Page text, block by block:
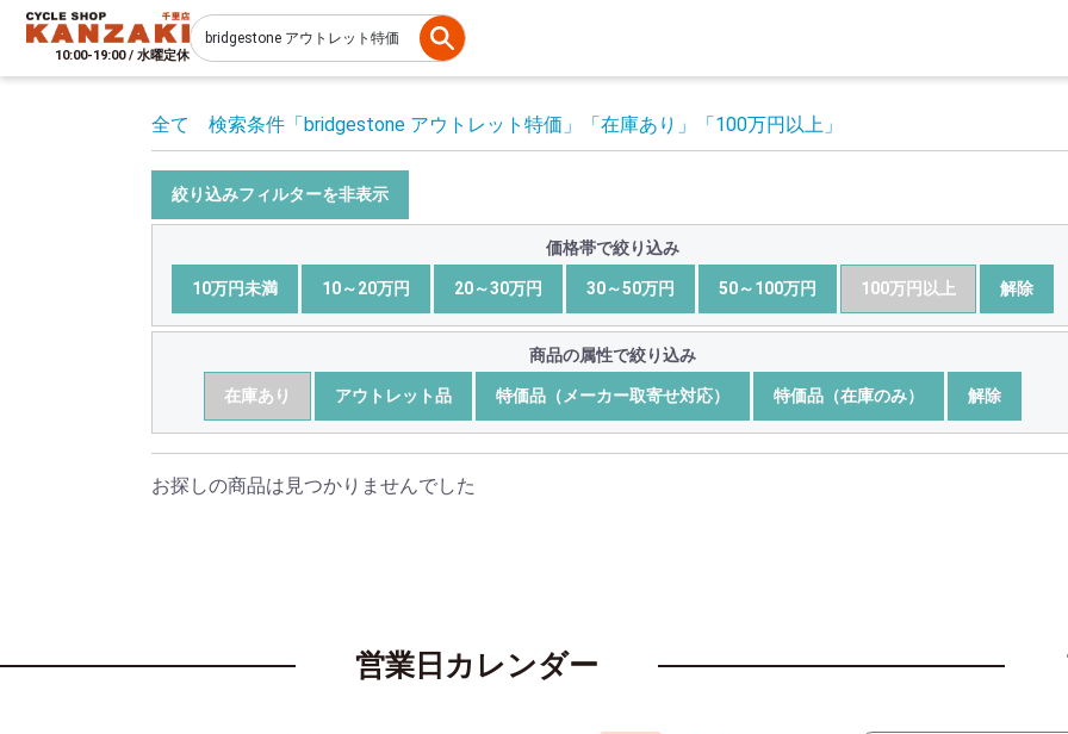
10:00-19:00 / 水曜定休
全て 検索条件 「bridgestone アウトレット特価」 「在庫あり」 「100万円以上」
絞り込みフィルターを非表示
価格帯で絞り込み
10万円未満 10～20万円 20～30万円 30～50万円 50～100万円 100万円以上 解除
商品の属性で絞り込み
在庫あり アウトレット品 特価品（メーカー取寄せ対応） 特価品（在庫のみ） 解除
お探しの商品は見つかりませんでした
営業日カレンダー